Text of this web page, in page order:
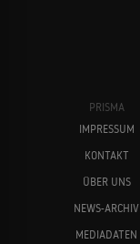
PRISMA
IMPRESSUM
KONTAKT
ÜBER UNS
NEWS-ARCHIV
MEDIADATEN